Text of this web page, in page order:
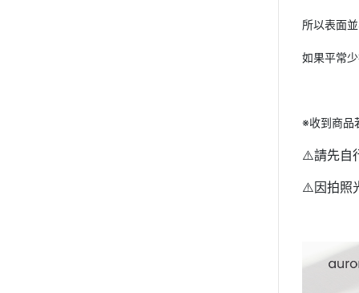
所以表面
如果平常
※收到商品
⚠️請先自
⚠️因拍照